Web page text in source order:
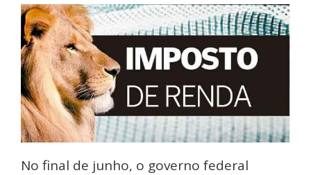
No final de junho, o governo federal